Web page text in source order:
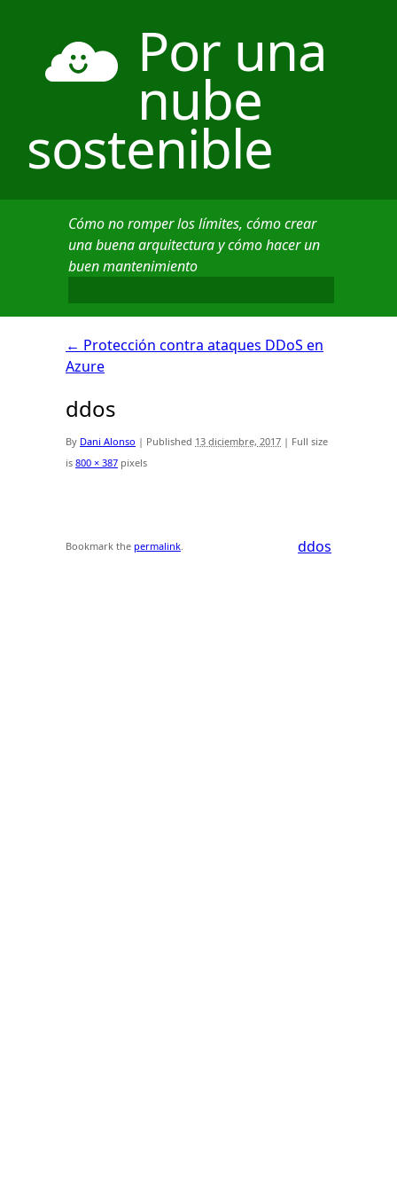
Por una
nube
sostenible
Cómo no romper los límites, cómo crear
una buena arquitectura y cómo hacer un
buen mantenimiento
← Protección contra ataques DDoS en
Azure
ddos
By Dani Alonso | Published 13 diciembre, 2017 | Full size
is 800 × 387 pixels
ddos
Bookmark the permalink